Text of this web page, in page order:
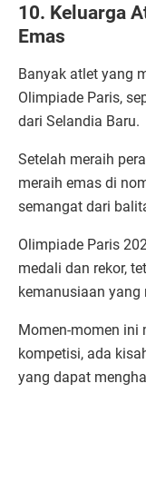
10. Keluarga
Emas
Banyak atlet yang
Olimpiade Paris,
dari Selandia Baru.
Setelah meraih
meraih emas di
semangat dari
Olimpiade Paris
medali dan rekor,
kemanusiaan yang
Momen-momen ini
kompetisi, ada
yang dapat